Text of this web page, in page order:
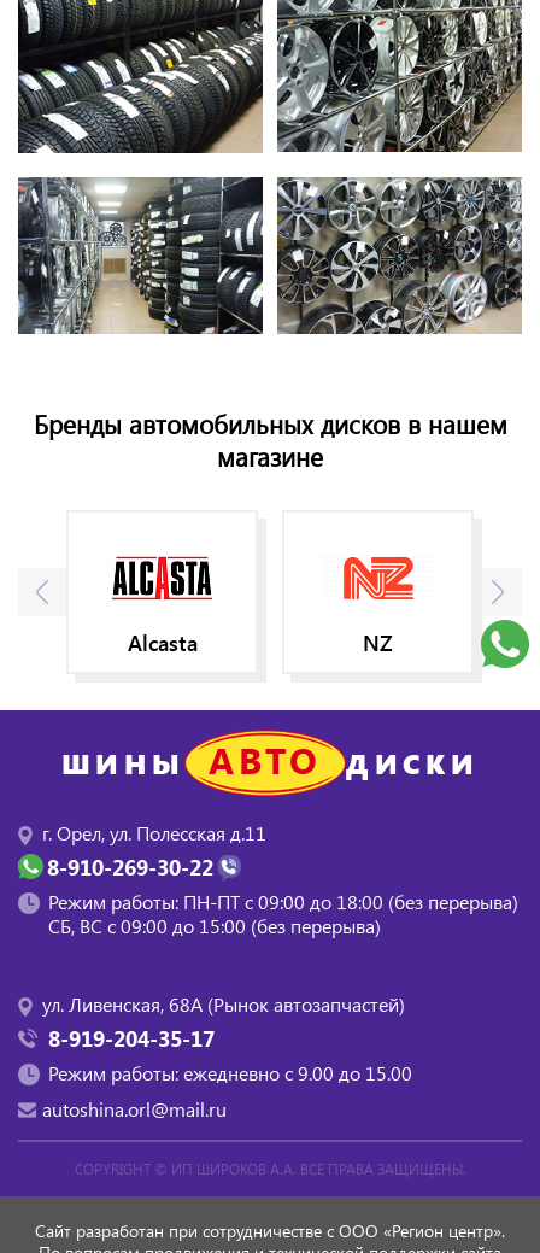
Бренды автомобильных дисков в нашем
магазине
Alcasta NZ
ШИНЫ АВТО ДИСКИ
г. Орел, ул. Полесская д.11
8-910-269-30-22
Режим работы: ПН-ПТ с 09:00 до 18:00 (без перерыва)
СБ, BC с 09:00 до 15:00 (без перерыва)
ул. Ливенская, 68А (Рынок автозапчастей)
8-919-204-35-17
Режим работы: ежедневно с 9.00 до 15.00
autoshina.orl@mail.ru
COPYRIGHT © ИП ШИРОКОВ А.А. ВСЕ ПРАВА ЗАЩИЩЕНЫ.
Сайт разработан при сотрудничестве с ООО «Регион центр».